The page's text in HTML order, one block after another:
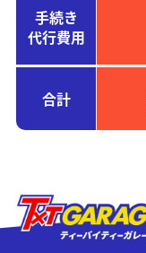
手続き
代行費用
合計